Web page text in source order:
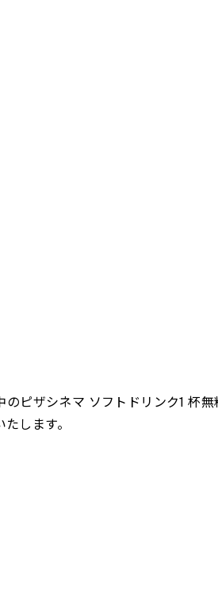
ピザシネマ ソフトドリンク1 杯
します。